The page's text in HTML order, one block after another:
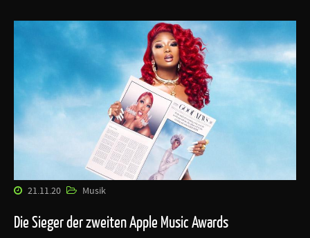
21.11.20 Musik
Die Sieger der zweiten Apple Music Awards